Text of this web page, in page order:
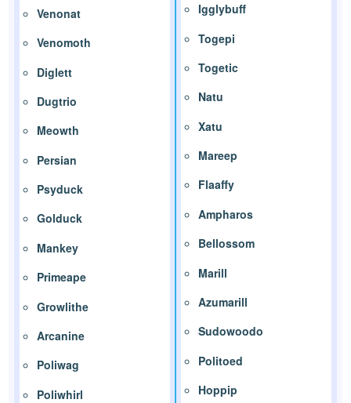
Venonat
Venomoth
Diglett
Dugtrio
Meowth
Persian
Psyduck
Golduck
Mankey
Primeape
Growlithe
Arcanine
Poliwag
Poliwhirl
Igglybuff
Togepi
Togetic
Natu
Xatu
Mareep
Flaaffy
Ampharos
Bellossom
Marill
Azumarill
Sudowoodo
Politoed
Hoppip